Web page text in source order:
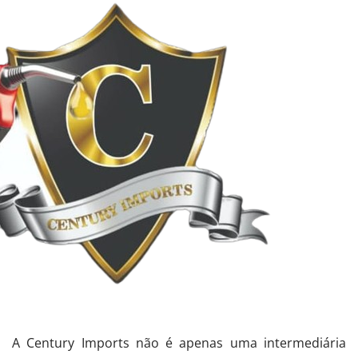
A Century Imports não é apenas uma intermediária